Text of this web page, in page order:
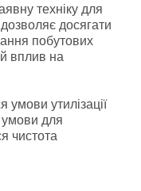
техніку для
дозволяє досягати
побутових
вплив на
утилізації
умови для
чистота